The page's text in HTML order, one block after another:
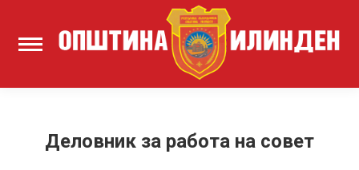
Деловник за работа на совет